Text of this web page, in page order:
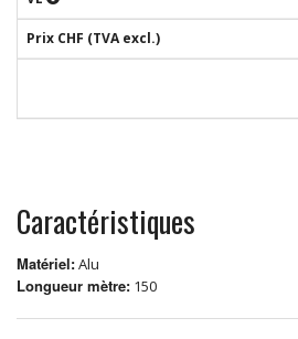
Prix CHF (TVA excl.)
Caractéristiques
Matériel:Alu
Longueur mètre: 150